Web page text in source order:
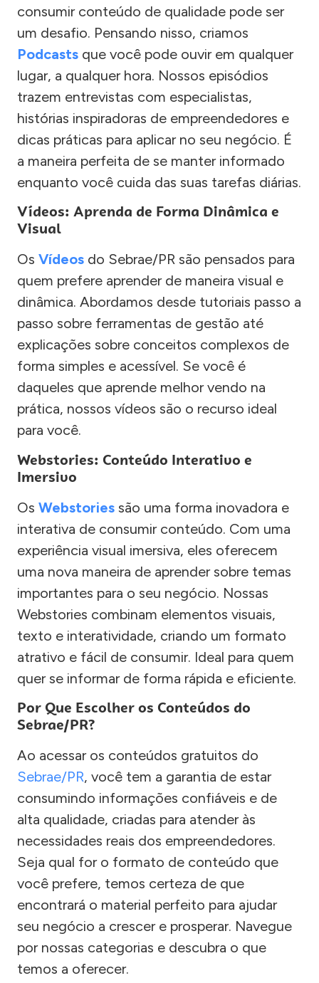
consumir conteúdo de qualidade pode ser
um desafio. Pensando nisso, criamos
Podcasts que você pode ouvir em qualquer
lugar, a qualquer hora. Nossos episódios
trazem entrevistas com especialistas,
histórias inspiradoras de empreendedores e
dicas práticas para aplicar no seu negócio. É
a maneira perfeita de se manter informado
enquanto você cuida das suas tarefas diárias.
Vídeos: Aprenda de Forma Dinâmica e
Visual
Os Vídeos do Sebrae/PR são pensados para
quem prefere aprender de maneira visual e
dinâmica. Abordamos desde tutoriais passo a
passo sobre ferramentas de gestão até
explicações sobre conceitos complexos de
forma simples e acessível. Se você é
daqueles que aprende melhor vendo na
prática, nossos vídeos são o recurso ideal
para você.
Webstories: Conteúdo Interativo e
Imersivo
Os Webstories são uma forma inovadora e
interativa de consumir conteúdo. Com uma
experiência visual imersiva, eles oferecem
uma nova maneira de aprender sobre temas
importantes para o seu negócio. Nossas
Webstories combinam elementos visuais,
texto e interatividade, criando um formato
atrativo e fácil de consumir. Ideal para quem
quer se informar de forma rápida e eficiente.
Por Que Escolher os Conteúdos do
Sebrae/PR?
Ao acessar os conteúdos gratuitos do
Sebrae/PR, você tem a garantia de estar
consumindo informações confiáveis e de
alta qualidade, criadas para atender às
necessidades reais dos empreendedores.
Seja qual for o formato de conteúdo que
você prefere, temos certeza de que
encontrará o material perfeito para ajudar
seu negócio a crescer e prosperar. Navegue
por nossas categorias e descubra o que
temos a oferecer.